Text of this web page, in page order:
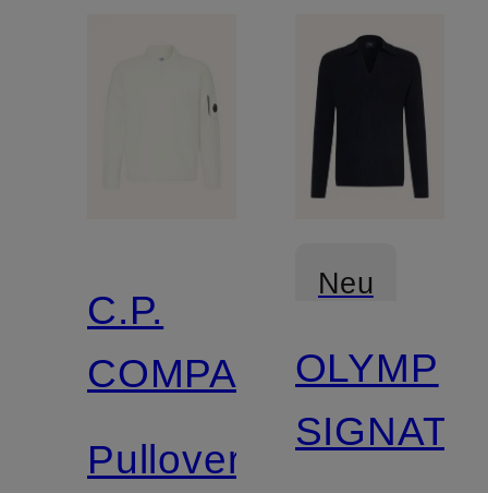
C.P.
COMPANY
Pullover
Neu
Zertifiziert
OLYMP